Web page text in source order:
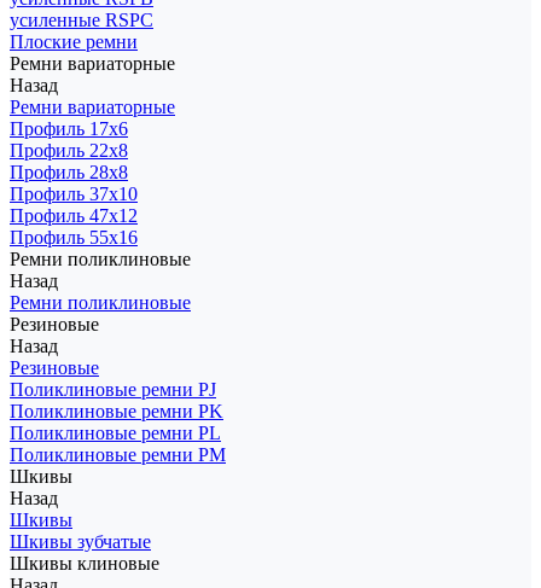
усиленные RSPC
Плоские ремни
Ремни вариаторные
Назад
Ремни вариаторные
Профиль 17x6
Профиль 22x8
Профиль 28x8
Профиль 37x10
Профиль 47x12
Профиль 55x16
Ремни поликлиновые
Назад
Ремни поликлиновые
Резиновые
Назад
Резиновые
Поликлиновые ремни PJ
Поликлиновые ремни PK
Поликлиновые ремни PL
Поликлиновые ремни PM
Шкивы
Назад
Шкивы
Шкивы зубчатые
Шкивы клиновые